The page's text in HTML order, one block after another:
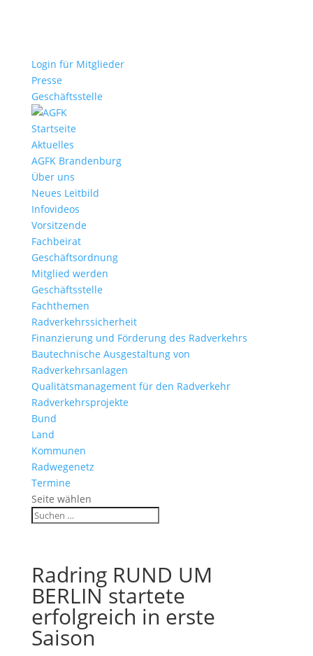
Login für Mitglieder
Presse
Geschäftsstelle
Startseite
Aktuelles
AGFK Brandenburg
Über uns
Neues Leitbild
Infovideos
Vorsitzende
Fachbeirat
Geschäftsordnung
Mitglied werden
Geschäftsstelle
Fachthemen
Radverkehrssicherheit
Finanzierung und Förderung des Radverkehrs
Bautechnische Ausgestaltung von
Radverkehrsanlagen
Qualitätsmanagement für den Radverkehr
Radverkehrsprojekte
Bund
Land
Kommunen
Radwegenetz
Termine
Seite wählen
Radring RUND UM
BERLIN startete
erfolgreich in erste
Saison